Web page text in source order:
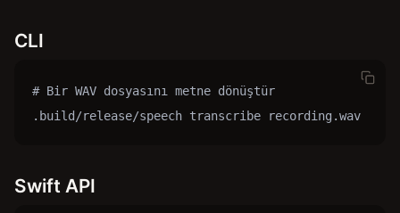
CLI
# Bir WAV dosyasını metne dönüştür
.build/release/speech transcribe recording.wav
Swift API